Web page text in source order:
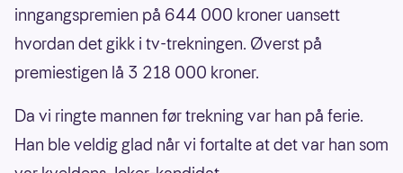
inngangspremien på 644 000 kroner uansett
hvordan det gikk i tv-trekningen. Øverst på
premiestigen lå 3 218 000 kroner.
Da vi ringte mannen før trekning var han på ferie.
Han ble veldig glad når vi fortalte at det var han som